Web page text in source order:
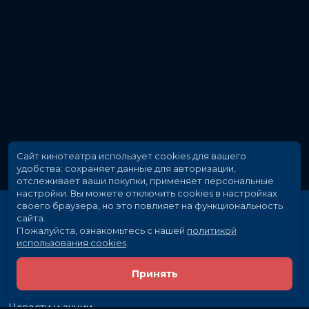
Скоро в кино
Сайт кинотеатра использует cookies для вашего
удобства: сохраняет данные для авторизации,
отслеживает ваши покупки, применяет персональные
настройки. Вы можете отключить cookies в настройках
своего браузера, но это повлияет на функциональность
сайта.
Пожалуйста, ознакомьтесь с нашей политикой
использования cookies
Принять